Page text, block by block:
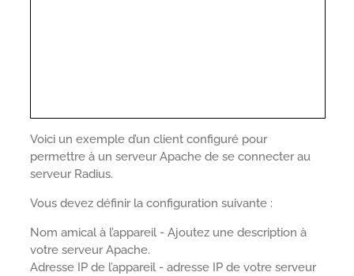
Voici un exemple d’un client configuré pour
permettre à un serveur Apache de se connecter au
serveur Radius.
Vous devez définir la configuration suivante :
Nom amical à l’appareil - Ajoutez une description à
votre serveur Apache.
Adresse IP de l’appareil - adresse IP de votre serveur